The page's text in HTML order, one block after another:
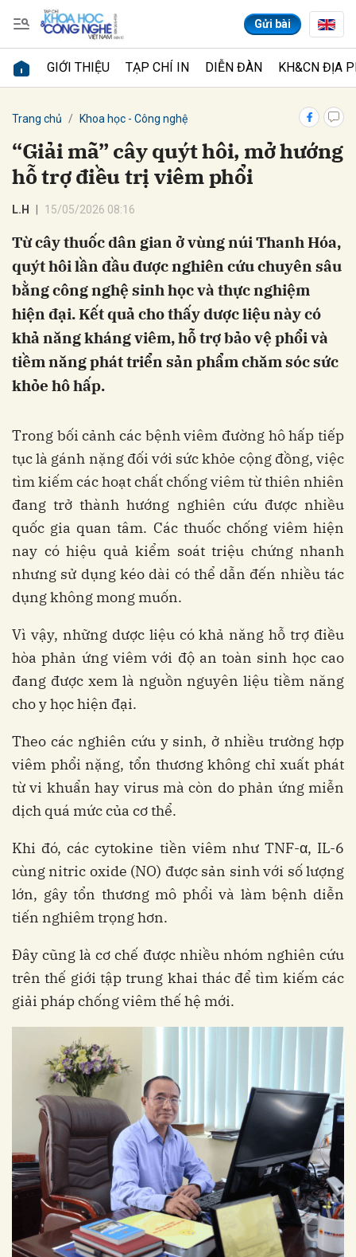
Gửi bài
GIỚI THIỆU TẠP CHÍ IN DIỄN ĐÀN KH&CN ĐỊA
Trang chủ Khoa học - Công nghệ
“Giải mã” cây quýt hôi, mở hướng
hỗ trợ điều trị viêm phổi
L.H 15/05/2026 08:16
Từ cây thuốc dân gian ở vùng núi Thanh Hóa,
quýt hôi lần đầu được nghiên cứu chuyên sâu
bằng công nghệ sinh học và thực nghiệm
hiện đại. Kết quả cho thấy dược liệu này có
khả năng kháng viêm, hỗ trợ bảo vệ phổi và
tiềm năng phát triển sản phẩm chăm sóc sức
khỏe hô hấp.
Trong bối cảnh các bệnh viêm đường hô hấp tiếp
tục là gánh nặng đối với sức khỏe cộng đồng, việc
tìm kiếm các hoạt chất chống viêm từ thiên nhiên
đang trở thành hướng nghiên cứu được nhiều
quốc gia quan tâm. Các thuốc chống viêm hiện
nay có hiệu quả kiểm soát triệu chứng nhanh
nhưng sử dụng kéo dài có thể dẫn đến nhiều tác
dụng không mong muốn.
Vì vậy, những dược liệu có khả năng hỗ trợ điều
hòa phản ứng viêm với độ an toàn sinh học cao
đang được xem là nguồn nguyên liệu tiềm năng
cho y học hiện đại.
Theo các nghiên cứu y sinh, ở nhiều trường hợp
viêm phổi nặng, tổn thương không chỉ xuất phát
từ vi khuẩn hay virus mà còn do phản ứng miễn
dịch quá mức của cơ thể.
Khi đó, các cytokine tiền viêm như TNF-α, IL-6
cùng nitric oxide (NO) được sản sinh với số lượng
lớn, gây tổn thương mô phổi và làm bệnh diễn
tiến nghiêm trọng hơn.
Đây cũng là cơ chế được nhiều nhóm nghiên cứu
trên thế giới tập trung khai thác để tìm kiếm các
giải pháp chống viêm thế hệ mới.
Gửi bình luận
Hủy Gửi